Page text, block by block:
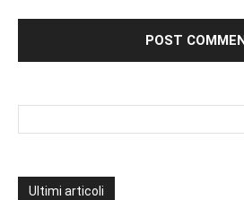
Ultimi articoli